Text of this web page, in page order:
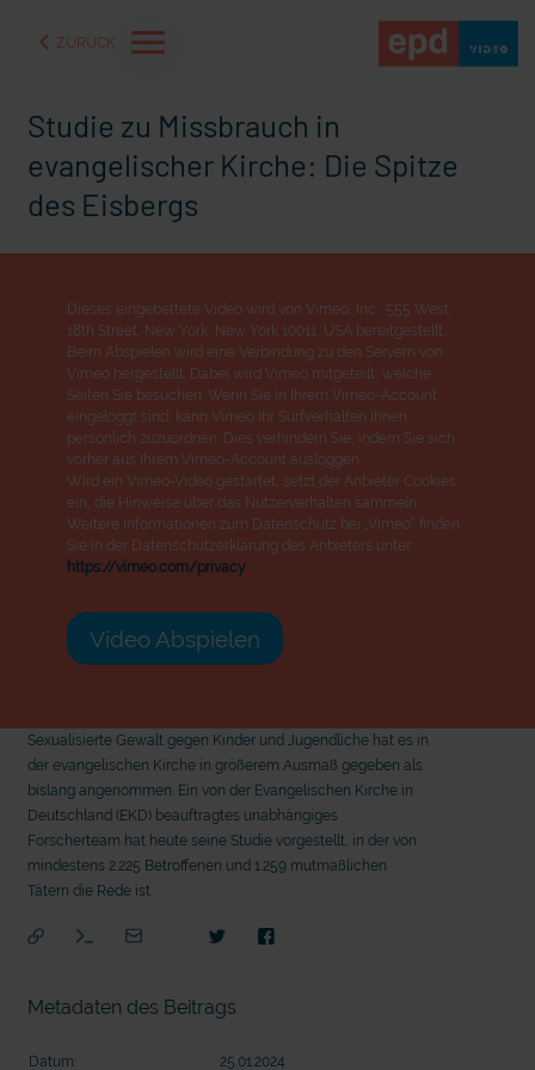
ZURÜCK
oder "Deppen der "Wir bauen Cherson wieder auf" - Optimismus in der
Studie zu Missbrauch in
evangelischer Kirche: Die Spitze
des Eisbergs
Dieses eingebettete Video wird von Vimeo, Inc., 555 West
18th Street, New York, New York 10011, USA bereitgestellt.
Beim Abspielen wird eine Verbindung zu den Servern von
Vimeo hergestellt. Dabei wird Vimeo mitgeteilt, welche
Seiten Sie besuchen. Wenn Sie in Ihrem Vimeo-Account
eingeloggt sind, kann Vimeo Ihr Surfverhalten Ihnen
persönlich zuzuordnen. Dies verhindern Sie, indem Sie sich
vorher aus Ihrem Vimeo-Account ausloggen.
Wird ein Vimeo-Video gestartet, setzt der Anbieter Cookies
ein, die Hinweise über das Nutzerverhalten sammeln.
Weitere Informationen zum Datenschutz bei „Vimeo“ finden
Sie in der Datenschutzerklärung des Anbieters unter:
https://vimeo.com/privacy
Video Abspielen
Sexualisierte Gewalt gegen Kinder und Jugendliche hat es in
der evangelischen Kirche in größerem Ausmaß gegeben als
bislang angenommen. Ein von der Evangelischen Kirche in
Deutschland (EKD) beauftragtes unabhängiges
Forscherteam hat heute seine Studie vorgestellt, in der von
mindestens 2.225 Betroffenen und 1.259 mutmaßlichen
Tätern die Rede ist.
Metadaten des Beitrags
Datum:
25.01.2024